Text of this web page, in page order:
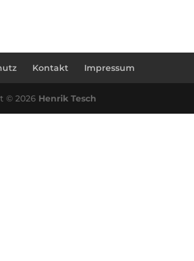
Kontakt Impressum
© 2026 Henrik Tesch